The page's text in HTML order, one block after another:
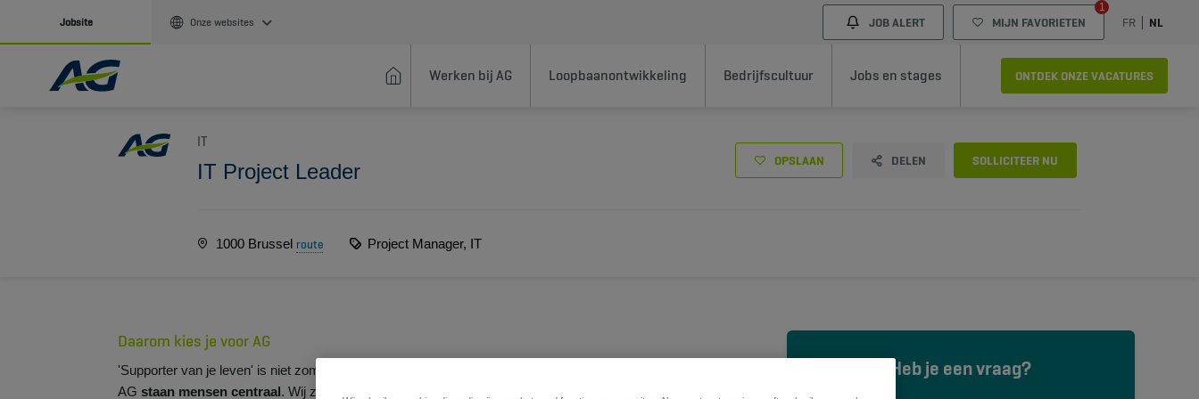
Jobsite Onze websites JOB ALERT MIJN FAVORIETEN
1
FR NL
Werken bij AG Loopbaanontwikkeling Bedrijfscultuur Jobs en stages ONTDEK ONZE VACATURES
IT
IT Project Leader OPSLAAN DELEN SOLLICITEER NU
1000 Brussel route Project Manager, IT
Daarom kies je voor AG
'Supporter van je leven' is niet zomaar een slogan. Het is een ambitie, een mindset. Want bij
AG staan mensen centraal. Wij zorgen ervoor dat jouw job zin heeft, zodat jij zin hebt om bij ons
Heb je een vraag?